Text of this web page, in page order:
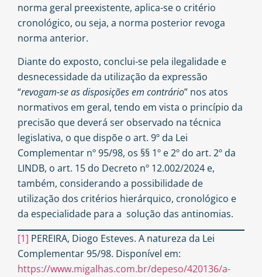
norma geral preexistente, aplica-se o critério
cronológico, ou seja, a norma posterior revoga
norma anterior.
Diante do exposto, conclui-se pela ilegalidade e
desnecessidade da utilização da expressão
“revogam-se as disposições em contrário” nos atos
normativos em geral, tendo em vista o princípio da
precisão que deverá ser observado na técnica
legislativa, o que dispõe o art. 9º da Lei
Complementar nº 95/98, os §§ 1º e 2º do art. 2º da
LINDB, o art. 15 do Decreto nº 12.002/2024 e,
também, considerando a possibilidade de
utilização dos critérios hierárquico, cronológico e
da especialidade para a solução das antinomias.
[1] PEREIRA, Diogo Esteves. A natureza da Lei
Complementar 95/98. Disponível em:
https://www.migalhas.com.br/depeso/420136/a-